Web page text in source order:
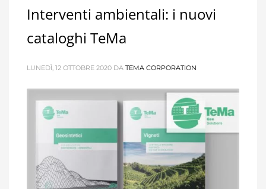
Interventi ambientali: i nuovi
cataloghi TeMa
LUNEDÌ, 12 OTTOBRE 2020 DA TEMA CORPORATION